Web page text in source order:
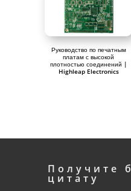
Руководство по печатным
платам с высокой
плотностью соединений |
Highleap Electronics
Получите
цитату